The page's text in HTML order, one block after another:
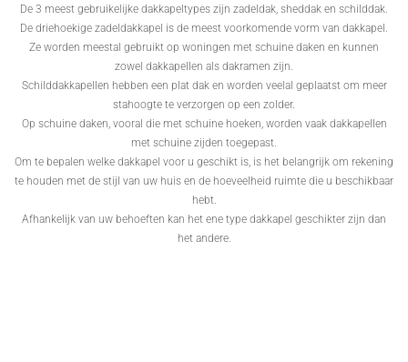
De 3 meest gebruikelijke dakkapeltypes zijn zadeldak, sheddak en schilddak.
De driehoekige zadeldakkapel is de meest voorkomende vorm van dakkapel.
Ze worden meestal gebruikt op woningen met schuine daken en kunnen
zowel dakkapellen als dakramen zijn.
Schilddakkapellen hebben een plat dak en worden veelal geplaatst om meer
stahoogte te verzorgen op een zolder.
Op schuine daken, vooral die met schuine hoeken, worden vaak dakkapellen
met schuine zijden toegepast.
Om te bepalen welke dakkapel voor u geschikt is, is het belangrijk om rekening
te houden met de stijl van uw huis en de hoeveelheid ruimte die u beschikbaar
hebt.
Afhankelijk van uw behoeften kan het ene type dakkapel geschikter zijn dan
het andere.